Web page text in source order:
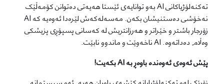
تەکنەلۆژیاکانی AI بەو توانایەی ئێستا هەیەتی دەتوانن کۆمەڵێک
نەخۆشی دەستنیشان بکەن. مەسەلەکەش لێرەدا ئەوەیە کە AI
زۆرجار باشتر و خێراتر و هەرزانتریش لە کەسانی پسپۆڕی پزیشکی
وەڵام دەداتەوە. AI ناخەوێت و ماندوو نابێت.
پێش ئەوەی ئەوەندە باوەڕ بە AI بکەیت!